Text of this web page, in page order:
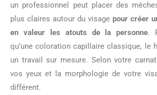
un professionnel peut placer des
plus claires autour du visage pour créer
en valeur les atouts de la personne.
qu’une coloration capillaire classique, le
un travail sur mesure. Selon votre
vos yeux et la morphologie de votre
différent.